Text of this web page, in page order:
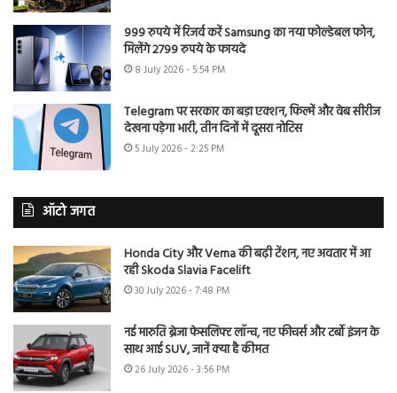
999 रुपये में रिजर्व करें Samsung का नया फोल्डेबल फोन,
मिलेंगे 2799 रुपये के फायदे
8 July 2026 - 5:54 PM
Telegram पर सरकार का बड़ा एक्शन, फिल्में और वेब सीरीज
देखना पड़ेगा भारी, तीन दिनों में दूसरा नोटिस
5 July 2026 - 2:25 PM
ऑटो जगत
Honda City और Verna की बढ़ी टेंशन, नए अवतार में आ
रही Skoda Slavia Facelift
30 July 2026 - 7:48 PM
नई मारुति ब्रेजा फेसलिफ्ट लॉन्च, नए फीचर्स और टर्बो इंजन के
साथ आई SUV, जानें क्या है कीमत
26 July 2026 - 3:56 PM